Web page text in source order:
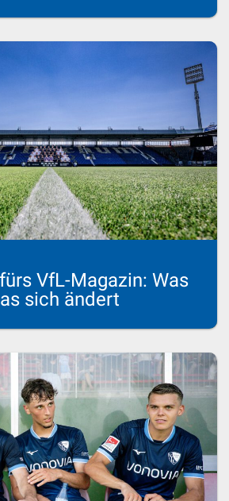
VfL-Magazin: Was
sich ändert